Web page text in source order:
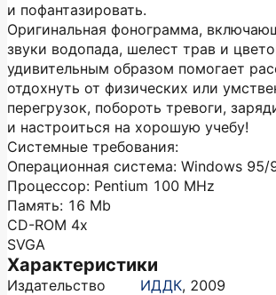
и пофантазировать.
Оригинальная фонограмма,
звуки водопада, шелест трав и
удивительным образом помогает
отдохнуть от физических или
перегрузок, побороть тревоги,
и настроиться на хорошую учебу!
Системные требования:
Операционная система: Windows 95/
Процессор: Pentium 100 MHz
Память: 16 Mb
CD-ROM 4x
SVGA
Характеристики
Издательство ИДДК, 2009